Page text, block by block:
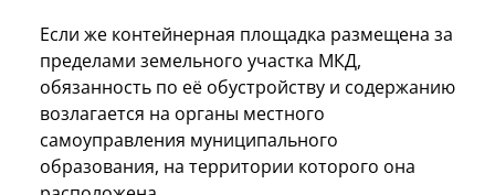
Если же контейнерная площадка размещена за
пределами земельного участка МКД,
обязанность по её обустройству и содержанию
возлагается на органы местного
самоуправления муниципального
образования, на территории которого она